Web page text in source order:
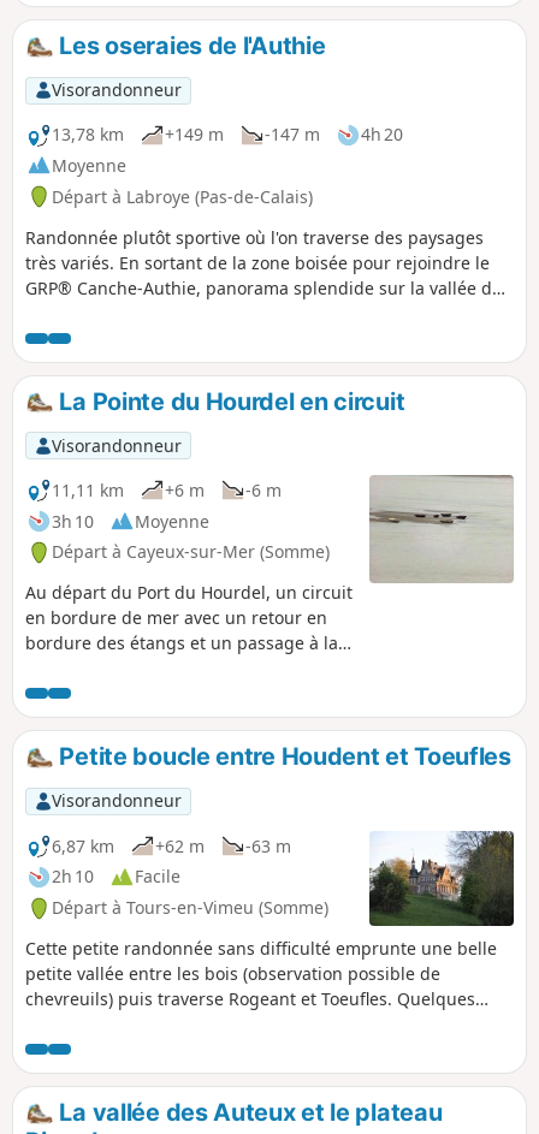
Les oseraies de l'Authie
Visorandonneur
13,78 km
+149 m -147 m
4h 20
Moyenne
Départ à Labroye (Pas-de-Calais)
Randonnée plutôt sportive où l'on traverse des paysages
très variés. En sortant de la zone boisée pour rejoindre le
GRP® Canche-Authie, panorama splendide sur la vallée de
La Pointe du Hourdel en circuit
Visorandonneur
11,11 km
+6 m
-6 m
3h 10
Moyenne
Départ à Cayeux-sur-Mer (Somme)
Au départ du Port du Hourdel, un circuit
en bordure de mer avec un retour en
bordure des étangs et un passage à la
importante d'un de nos amis : à noter
que le stationnement sur le Hourdel est
payant y compris en hors saison.
Toutefois le parking situé entre l(3) et (4)
était gratuit lors de notre randonnée. Il
était donc possible de commencer la
randonnée avec ce nouveau point de
départ.
Petite boucle entre Houdent et Toeufles
Visorandonneur
6,87 km
+62 m
-63 m
2h 10
Facile
Départ à Tours-en-Vimeu (Somme)
Cette petite randonnée sans difficulté emprunte une belle
petite vallée entre les bois (observation possible de
chevreuils) puis traverse Rogeant et Toeufles. Quelques
Rogeant et de Toeufles sont à remarquer. La remontée sur
le plateau permet un beau point de vue sur la vallée de la
Trie, avant le retour vers Houdent.
La vallée des Auteux et le plateau